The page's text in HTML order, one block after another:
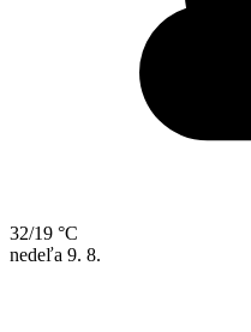
32/19 °C
nedeľa 9. 8.